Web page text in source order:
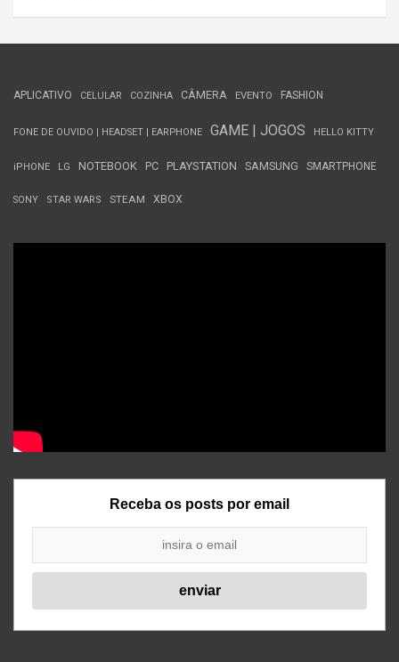
APLICATIVO CELULAR COZINHA CÂMERA EVENTO FASHION
FONE DE OUVIDO | HEADSET | EARPHONE GAME | JOGOS HELLO KITTY
iPHONE LG NOTEBOOK PC PLAYSTATION SAMSUNG SMARTPHONE
SONY STAR WARS STEAM XBOX
Receba os posts por email